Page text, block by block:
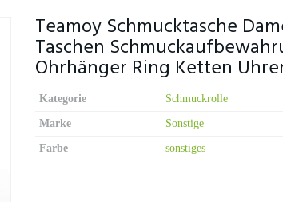
Teamoy Schmucktasche
Taschen
Ohrhänger Ring Ketten
Kategorie Schmuckrolle
Marke Sonstige
Farbe sonstiges